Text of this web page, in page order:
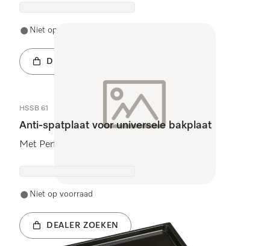
Niet op voorraad
DEALER ZOEKEN
HSSB 61
Anti-spatplaat voor universele bakplaat
Met PerfectClean-afwerking.
Niet op voorraad
DEALER ZOEKEN